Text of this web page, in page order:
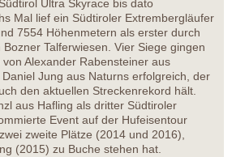
Ultra Skyrace bis dato
Mal lief ein Südtiroler Extrembergläufer
7554 Höhenmetern als erster durch
Talferwiesen. Vier Siege gingen
Alexander Rabensteiner aus
Jung aus Naturns erfolgreich, der
den aktuellen Streckenrekord hält.
aus Hafling als dritter Südtiroler
Event auf der Hufeisentour
zweite Plätze (2014 und 2016),
(2015) zu Buche stehen hat.